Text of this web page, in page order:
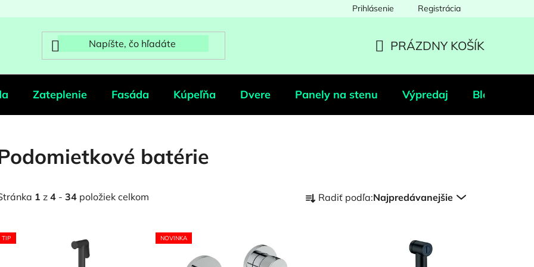
Prihlásenie Registrácia
KOŠÍK
PRÁZDNY KOŠÍK
Zateplenie Fasáda Kúpeľňa Dvere Panely na stenu Výpredaj Blog
batérie
1 z 4 - 34 položiek celkom
a Radiť podľa:Najpredávanejšie
TIP NOVINKA